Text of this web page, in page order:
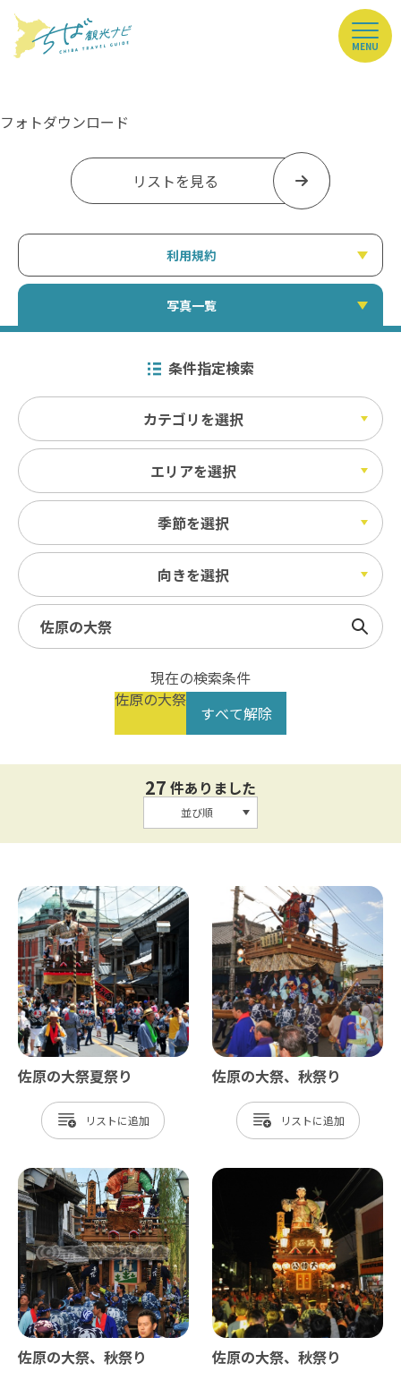
MENU
フォトダウンロード
リストを見る
利用規約
写真一覧
条件指定検索
カテゴリを選択
エリアを選択
季節を選択
向きを選択
検索
現在の検索条件
佐原の大祭
すべて解除
27 件ありました
並び順
佐原の大祭夏祭り
リスト
佐原の大祭、秋祭り
リスト
佐原の大祭、秋祭り 佐原の大祭、秋祭り